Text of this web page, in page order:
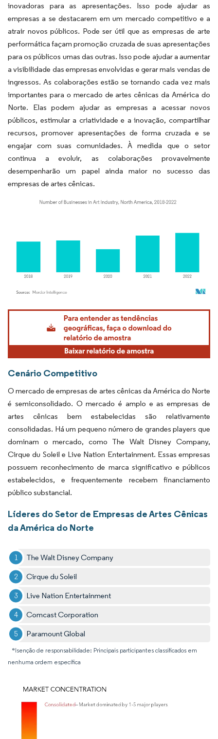
inovadoras para as apresentações. Isso pode ajudar as
empresas a se destacarem em um mercado competitivo e a
atrair novos públicos. Pode ser útil que as empresas de arte
performática façam promoção cruzada de suas apresentações
para os públicos umas das outras. Isso pode ajudar a aumentar
a visibilidade das empresas envolvidas e gerar mais vendas de
ingressos. As colaborações estão se tornando cada vez mais
importantes para o mercado de artes cênicas da América do
Norte. Elas podem ajudar as empresas a acessar novos
públicos, estimular a criatividade e a inovação, compartilhar
recursos, promover apresentações de forma cruzada e se
engajar com suas comunidades. À medida que o setor
continua a evoluir, as colaborações provavelmente
desempenharão um papel ainda maior no sucesso das
empresas de artes cênicas.
Imagem © Mordor Intelligence. O reuso requer atribuição conforme CC BY 4.0.
Cenário Competitivo
O mercado de empresas de artes cênicas da América do Norte
é semiconsolidado. O mercado é amplo e as empresas de
artes cênicas bem estabelecidas são relativamente
consolidadas. Há um pequeno número de grandes players que
dominam o mercado, como The Walt Disney Company,
Cirque du Soleil e Live Nation Entertainment. Essas empresas
possuem reconhecimento de marca significativo e públicos
estabelecidos, e frequentemente recebem financiamento
público substancial.
Líderes do Setor de Empresas de Artes Cênicas
da América do Norte
The Walt Disney Company
Cirque du Soleil
Live Nation Entertainment
Comcast Corporation
Paramount Global
*Isenção de responsabilidade: Principais participantes classificados em
nenhuma ordem específica